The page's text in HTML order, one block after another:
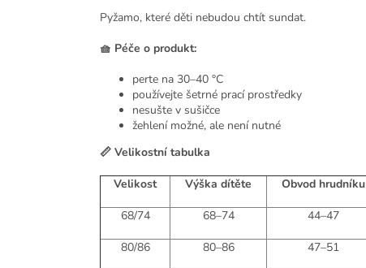
Pyžamo, které děti nebudou chtít sundat.
🧺 Péče o produkt:
perte na 30–40 °C
používejte šetrné prací prostředky
nesušte v sušičce
žehlení možné, ale není nutné
📏 Velikostní tabulka
Velikost Výška dítěte Obvod hrudníku
68/74 68–74 44–47
80/86 80–86 47–51